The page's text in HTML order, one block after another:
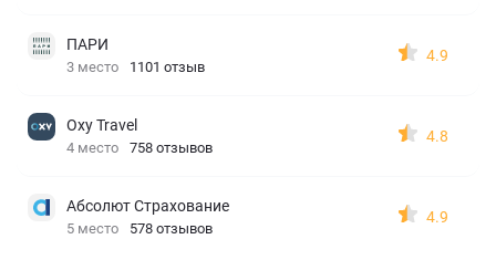
ПАРИ
3 место 1101 отзыв
4.9
Oxy Travel
4 место 758 отзывов
4.8
Абсолют Страхование
5 место 578 отзывов
4.9